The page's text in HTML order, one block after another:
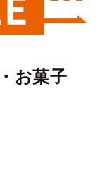
お菓子